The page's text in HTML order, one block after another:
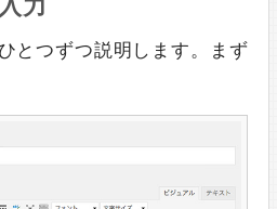
力
とつずつ説明します。まず